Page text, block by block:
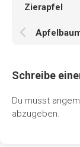
Zierapfel
Schreibe
Du musst
abzugeben.